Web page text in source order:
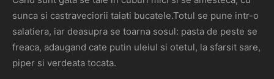
sunca si castraveciorii taiati bucatele.Totul se pune intr-o
salatiera, iar deasupra se toarna sosul: pasta de peste se
freaca, adaugand cate putin uleiul si otetul, la sfarsit sare,
piper si verdeata tocata.